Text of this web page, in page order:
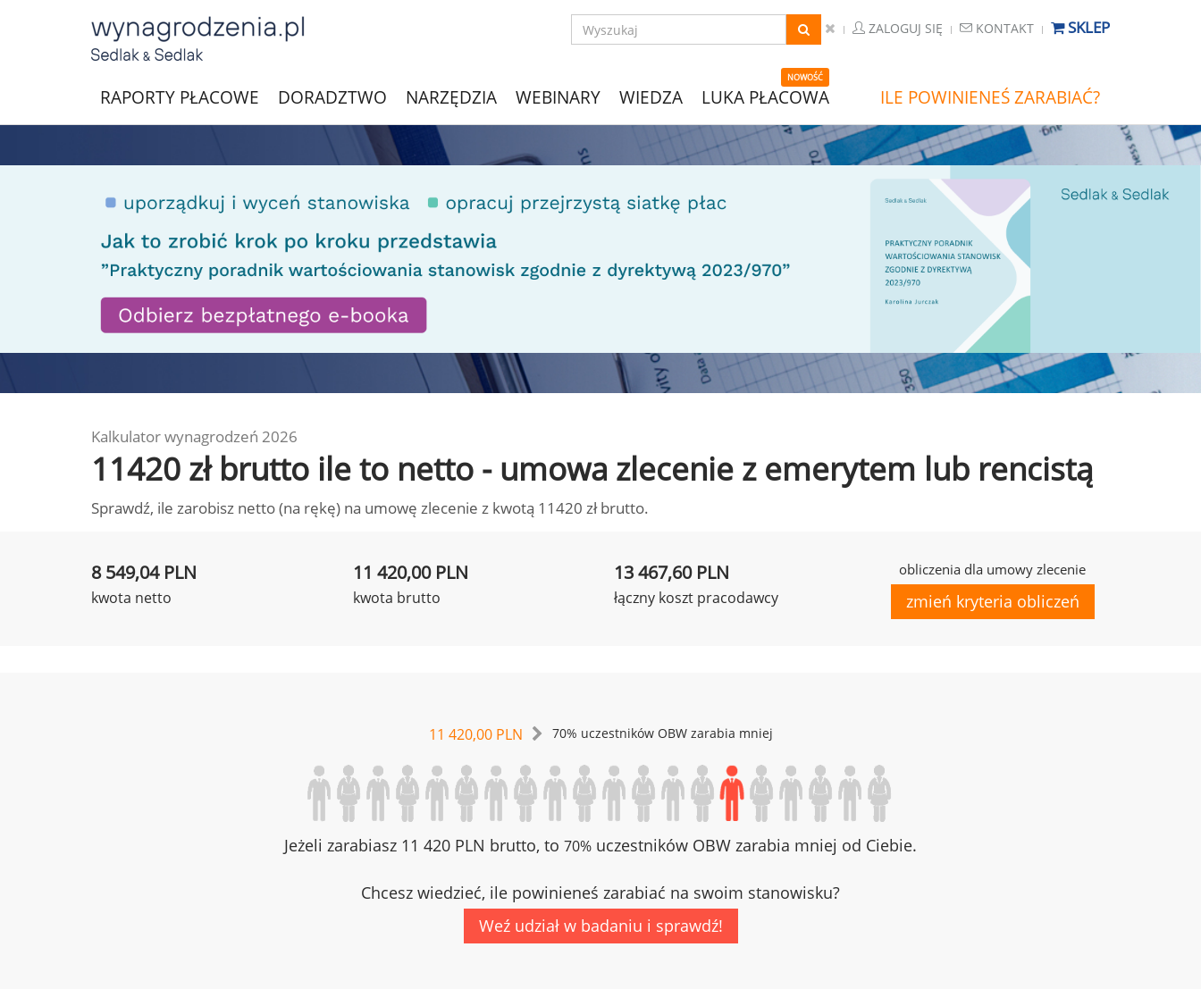
ZALOGUJ SIĘ KONTAKT SKLEP
RAPORTY PŁACOWE DORADZTWO NARZĘDZIA WEBINARY WIEDZA
NOWOŚĆ
LUKA PŁACOWA ILE POWINIENEŚ ZARABIAĆ?
Kalkulator wynagrodzeń 2026
11420 zł brutto ile to netto - umowa zlecenie z emerytem lub rencistą
Sprawdź, ile zarobisz netto (na rękę) na umowę zlecenie z kwotą 11420 zł brutto.
8 549,04 PLN
kwota netto
11 420,00 PLN
kwota brutto
13 467,60 PLN
łączny koszt pracodawcy
obliczenia dla umowy zlecenie
zmień kryteria obliczeń
11 420,00 PLN 70% uczestników OBW zarabia mniej
Jeżeli zarabiasz 11 420 PLN brutto, to 70% uczestników OBW zarabia mniej od Ciebie.
Chcesz wiedzieć, ile powinieneś zarabiać na swoim stanowisku?
Weź udział w badaniu i sprawdź!